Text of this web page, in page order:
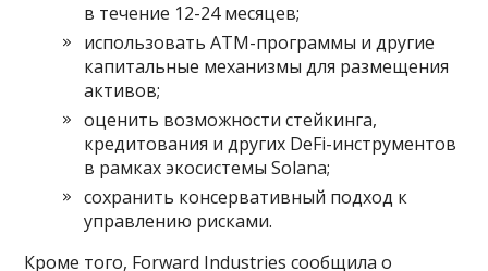
в течение 12-24 месяцев;
использовать ATM-программы и другие
капитальные механизмы для размещения
активов;
оценить возможности стейкинга,
кредитования и других DeFi-инструментов
в рамках экосистемы Solana;
сохранить консервативный подход к
управлению рисками.
Кроме того, Forward Industries сообщила о